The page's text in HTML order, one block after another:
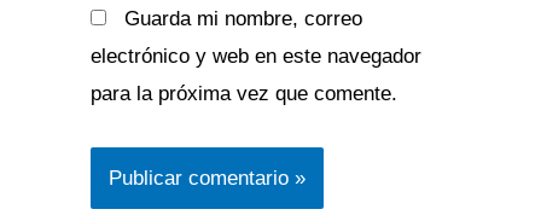
Guarda mi nombre, correo
electrónico y web en este navegador
para la próxima vez que comente.